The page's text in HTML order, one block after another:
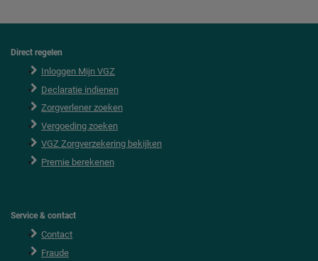
Direct regelen
Inloggen Mijn VGZ
Declaratie indienen
Zorgverlener zoeken
Vergoeding zoeken
VGZ Zorgverzekering bekijken
Premie berekenen
Service & contact
Contact
Fraude